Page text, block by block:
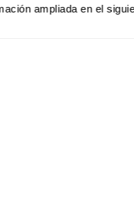
ampliada en el